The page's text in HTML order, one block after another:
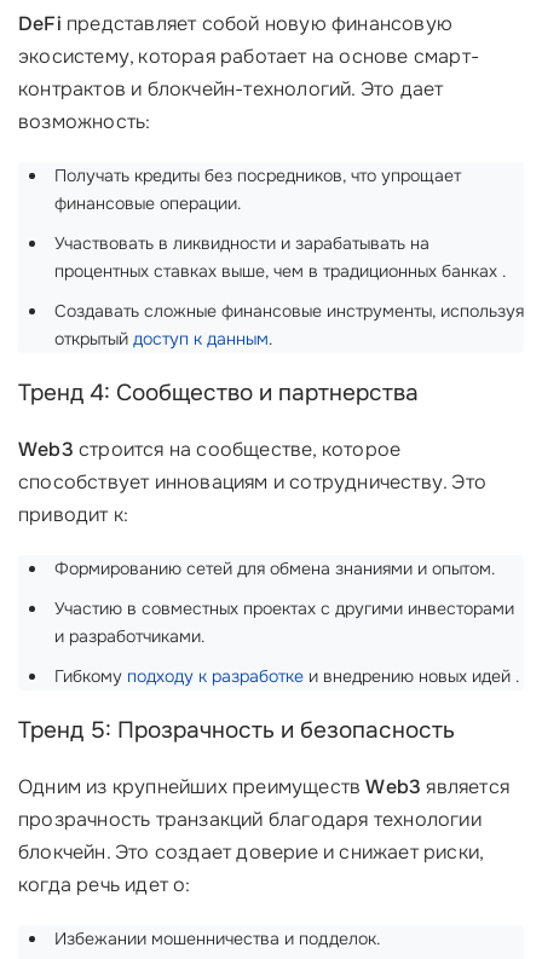
DeFi представляет собой новую финансовую
экосистему, которая работает на основе смарт-
контрактов и блокчейн-технологий. Это дает
возможность:
Получать кредиты без посредников, что упрощает
финансовые операции.
Участвовать в ликвидности и зарабатывать на
процентных ставках выше, чем в традиционных банках .
Создавать сложные финансовые инструменты, используя
открытый доступ к данным.
Тренд 4: Сообщество и партнерства
Web3 строится на сообществе, которое
способствует инновациям и сотрудничеству. Это
приводит к:
Формированию сетей для обмена знаниями и опытом.
Участию в совместных проектах с другими инвесторами
и разработчиками.
Гибкому подходу к разработке и внедрению новых идей .
Тренд 5: Прозрачность и безопасность
Одним из крупнейших преимуществWeb3 является
прозрачность транзакций благодаря технологии
блокчейн. Это создает доверие и снижает риски,
когда речь идет о:
Избежании мошенничества и подделок.